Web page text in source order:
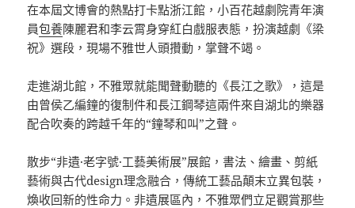
在本屆文博會的熱點打卡點浙江館，小百花越劇院青年演
員包養陳麗君和李云霄身穿紅白戲服表態，扮演越劇《梁
祝》選段，現場不雅世人頭攢動，掌聲不竭。
走進湖北館，不雅眾就能聞聲動聽的《長江之歌》，這是
由曾侯乙編鐘的復制件和長江鋼琴這兩件來自湖北的樂器
配合吹奏的跨越千年的“鐘琴和叫”之聲。
散步“非遺·老字號·工藝美術展”展館，書法、繪畫、剪紙
藝術與古代design理念融合，傳統工藝品顛末立異包裝，
煥收回新的性命力。非遺展區內，不雅眾們立足觀賞那些